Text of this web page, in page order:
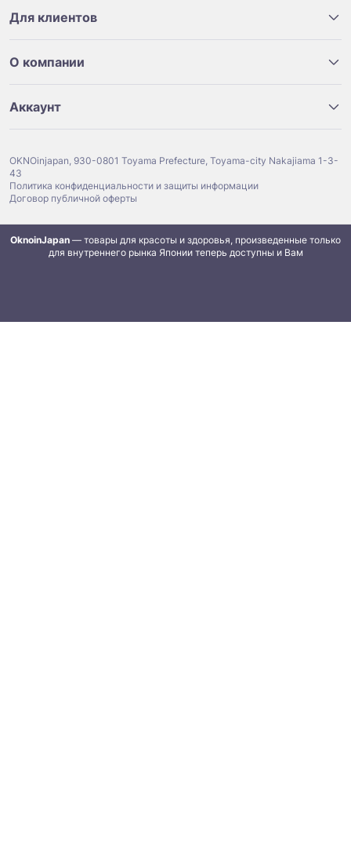
Для клиентов
О компании
Аккаунт
OKNOinjapan, 930-0801 Toyama Prefecture, Toyama-city Nakajiama 1-3-
43
Политика конфиденциальности и защиты информации
Договор публичной оферты
OknoinJapan — товары для красоты и здоровья, произведенные только
для внутреннего рынка Японии теперь доступны и Вам